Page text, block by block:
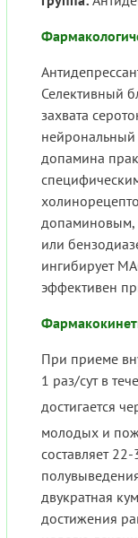
Селективный
захвата
нейрональный
допамина
допаминовым,
или
ингибирует
эффективен
При приеме
1 раз/сут в
достигается
молодых и
составляет
двукратная
достижения